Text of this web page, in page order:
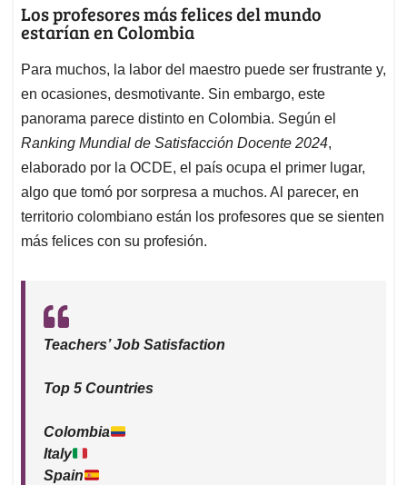
Los profesores más felices del mundo
estarían en Colombia
Para muchos, la labor del maestro puede ser frustrante y,
en ocasiones, desmotivante. Sin embargo, este
panorama parece distinto en Colombia. Según el
Ranking Mundial de Satisfacción Docente 2024,
elaborado por la OCDE, el país ocupa el primer lugar,
algo que tomó por sorpresa a muchos. Al parecer, en
territorio colombiano están los profesores que se sienten
más felices con su profesión.
Teachers’ Job Satisfaction
Top 5 Countries
Colombia
Italy
Spain